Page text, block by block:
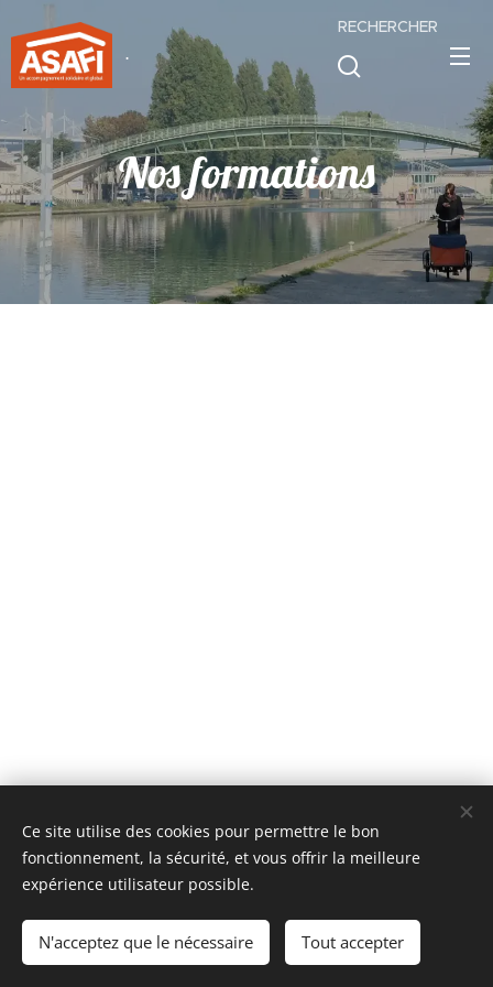
.
RECHERCHER
Nos formations
© 2018 ASAFI : 12 Place du Caquet, 93200 Saint-Denis. Tous
Cookies
Ce site utilise des cookies pour permettre le bon
fonctionnement, la sécurité, et vous offrir la meilleure
expérience utilisateur possible.
N'acceptez que le nécessaire Tout accepter